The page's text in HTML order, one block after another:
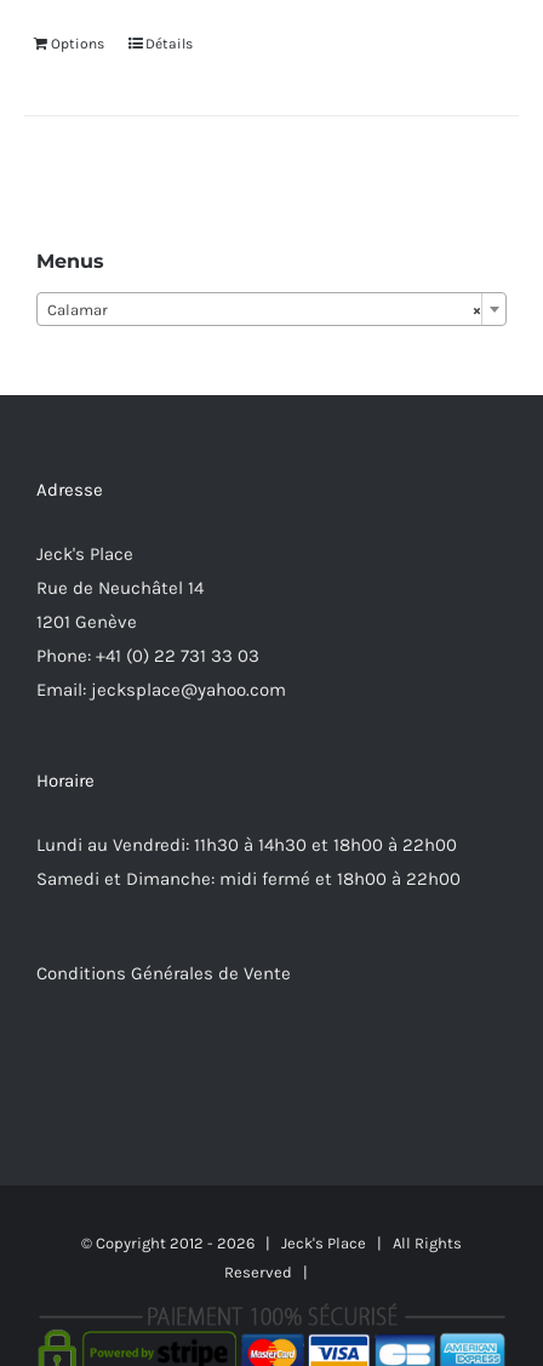
Options Détails
Menus
×
Calamar
Adresse
Jeck's Place
Rue de Neuchâtel 14
1201 Genève
Phone: +41 (0) 22 731 33 03
Email: jecksplace@yahoo.com
Horaire
Lundi au Vendredi: 11h30 à 14h30 et 18h00 à 22h00
Samedi et Dimanche: midi fermé et 18h00 à 22h00
Conditions Générales de Vente
© Copyright 2012 - 2026 | Jeck's Place | All Rights
Reserved |